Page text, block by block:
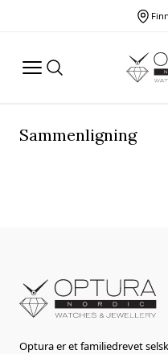
Sammenligning
Optura er et familiedrevet